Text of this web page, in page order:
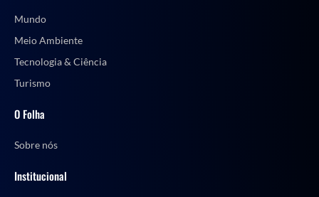
Mundo
Meio Ambiente
Tecnologia & Ciência
Turismo
O Folha
Sobre nós
Institucional